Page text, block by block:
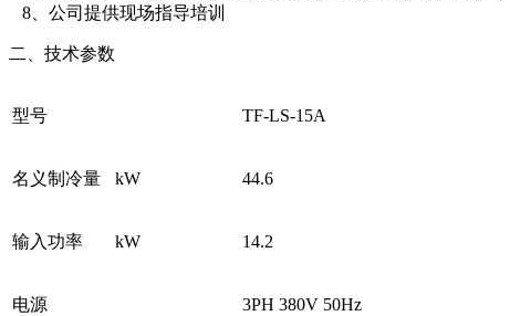
8、公司提供现场指导培训
二、技术参数
型号 TF-LS-15A
名义制冷量 kW 44.6
输入功率 kW 14.2
电源 3PH 380V 50Hz